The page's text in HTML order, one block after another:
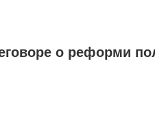
о реформи